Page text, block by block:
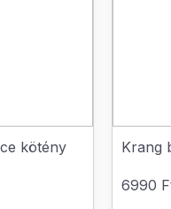
kötény Krang
6990